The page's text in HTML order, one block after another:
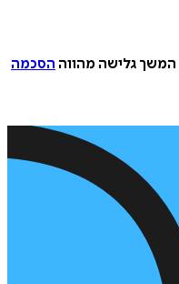
המשך גלישה מהווה הסכמה